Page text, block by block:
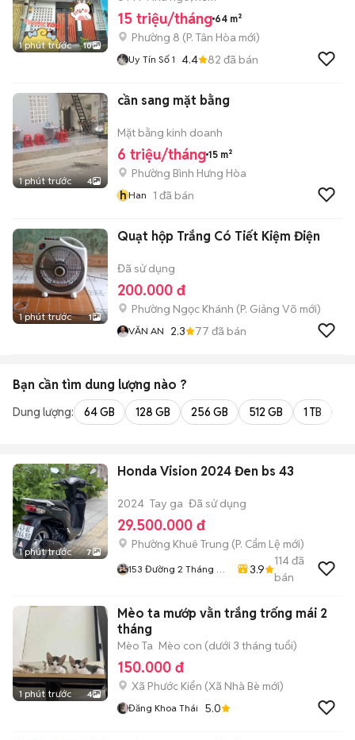
1 phút trước 10
15 triệu/tháng 64 m²
Phường 8 (P. Tân Hòa mới)
Uy Tín Số 1 4.4 82 đã bán
1 phút trước 4
cần sang mặt bằng
Mặt bằng kinh doanh
6 triệu/tháng 15 m²
Phường Bình Hưng Hòa
hHan 1 đã bán
1 phút trước 1
Quạt hộp Trắng Có Tiết Kiệm Điện
Đã sử dụng
200.000 đ
Phường Ngọc Khánh (P. Giảng Võ mới)
VĂN AN 2.3 77 đã bán
Bạn cần tìm dung lượng nào ?
Dung lượng: 64 GB 128 GB 256 GB 512 GB 1 TB
1 phút trước 7
Honda Vision 2024 Đen bs 43
2024 Tay ga Đã sử dụng
29.500.000 đ
Phường Khuê Trung (P. Cẩm Lệ mới)
153 Đường 2 Tháng 9
3.9
114đã
bán
1 phút trước 4
Mèo ta mướp vằn trắng trống mái 2
tháng
Mèo Ta Mèo con (dưới 3 tháng tuổi)
150.000 đ
Xã Phước Kiển (Xã Nhà Bè mới)
Đăng Khoa Thái 5.0